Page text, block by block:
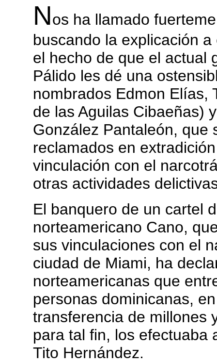
Nos ha llamado
buscando la explicación
el hecho de que el actual
Pálido les dé una
nombrados Edmon Elías,
de las Aguilas Cibaeñas)
González Pantaleón, que
reclamados en
vinculación con el
otras actividades
El banquero de un cartel
norteamericano Cano,
sus vinculaciones con el
ciudad de Miami, ha
norteamericanas que
personas dominicanas,
transferencia de millones
para tal fin, los efectuaba
Tito Hernández.